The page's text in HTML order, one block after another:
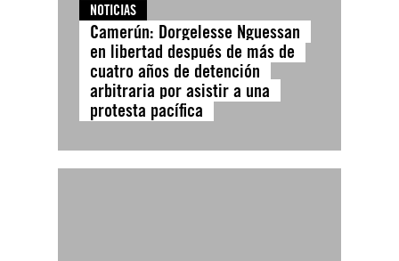
NOTICIAS
Camerún: Dorgelesse Nguessan
en libertad después de más de
cuatro años de detención
arbitraria por asistir a una
protesta pacífica